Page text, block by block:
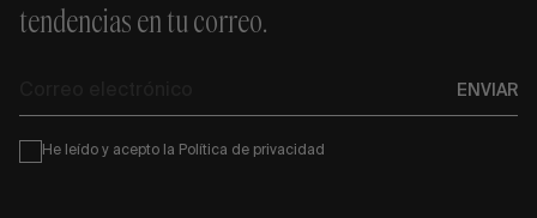
tendencias en tu correo.
ENVIAR
Condiciones
He leído y acepto la Política de privacidad